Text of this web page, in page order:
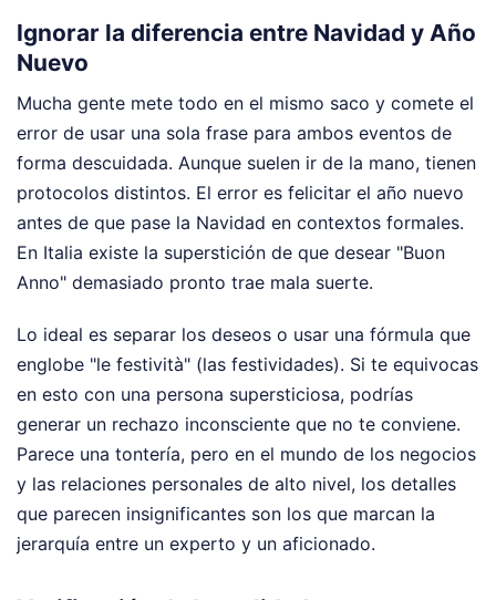
Ignorar la diferencia entre Navidad y Año
Nuevo
Mucha gente mete todo en el mismo saco y comete el
error de usar una sola frase para ambos eventos de
forma descuidada. Aunque suelen ir de la mano, tienen
protocolos distintos. El error es felicitar el año nuevo
antes de que pase la Navidad en contextos formales.
En Italia existe la superstición de que desear "Buon
Anno" demasiado pronto trae mala suerte.
Lo ideal es separar los deseos o usar una fórmula que
englobe "le festività" (las festividades). Si te equivocas
en esto con una persona supersticiosa, podrías
generar un rechazo inconsciente que no te conviene.
Parece una tontería, pero en el mundo de los negocios
y las relaciones personales de alto nivel, los detalles
que parecen insignificantes son los que marcan la
jerarquía entre un experto y un aficionado.